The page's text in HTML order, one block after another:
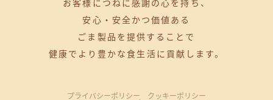
お客様につねに感謝の心を持ち、
安心・安全かつ価値ある
ごま製品を提供することで
健康でより豊かな食生活に貢献します。
プライバシーポリシー
クッキーポリシー